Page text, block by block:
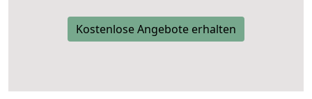
Kostenlose Angebote erhalten